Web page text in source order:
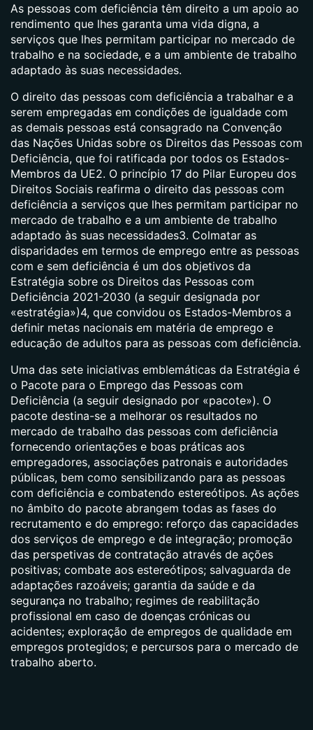
As pessoas com deficiência têm direito a um apoio ao
rendimento que lhes garanta uma vida digna, a
serviços que lhes permitam participar no mercado de
trabalho e na sociedade, e a um ambiente de trabalho
adaptado às suas necessidades.
O direito das pessoas com deficiência a trabalhar e a
serem empregadas em condições de igualdade com
as demais pessoas está consagrado na Convenção
das Nações Unidas sobre os Direitos das Pessoas com
Deficiência, que foi ratificada por todos os Estados-
Membros da UE2. O princípio 17 do Pilar Europeu dos
Direitos Sociais reafirma o direito das pessoas com
deficiência a serviços que lhes permitam participar no
mercado de trabalho e a um ambiente de trabalho
adaptado às suas necessidades3. Colmatar as
disparidades em termos de emprego entre as pessoas
com e sem deficiência é um dos objetivos da
Estratégia sobre os Direitos das Pessoas com
Deficiência 2021-2030 (a seguir designada por
«estratégia»)4, que convidou os Estados-Membros a
definir metas nacionais em matéria de emprego e
educação de adultos para as pessoas com deficiência.
Uma das sete iniciativas emblemáticas da Estratégia é
o Pacote para o Emprego das Pessoas com
Deficiência (a seguir designado por «pacote»). O
pacote destina-se a melhorar os resultados no
mercado de trabalho das pessoas com deficiência
fornecendo orientações e boas práticas aos
empregadores, associações patronais e autoridades
públicas, bem como sensibilizando para as pessoas
com deficiência e combatendo estereótipos. As ações
no âmbito do pacote abrangem todas as fases do
recrutamento e do emprego: reforço das capacidades
dos serviços de emprego e de integração; promoção
das perspetivas de contratação através de ações
positivas; combate aos estereótipos; salvaguarda de
adaptações razoáveis; garantia da saúde e da
segurança no trabalho; regimes de reabilitação
profissional em caso de doenças crónicas ou
acidentes; exploração de empregos de qualidade em
empregos protegidos; e percursos para o mercado de
trabalho aberto.